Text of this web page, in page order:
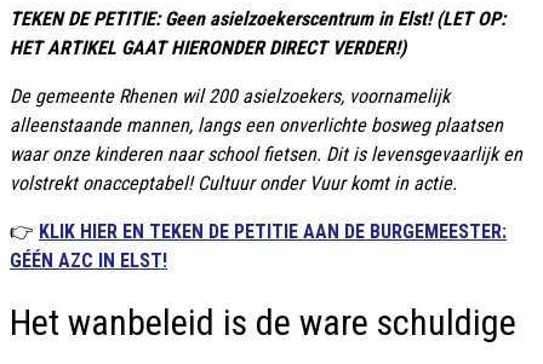
TEKEN DE PETITIE: Geen asielzoekerscentrum in Elst! (LET OP:
HET ARTIKEL GAAT HIERONDER DIRECT VERDER!)
De gemeente Rhenen wil 200 asielzoekers, voornamelijk
alleenstaande mannen, langs een onverlichte bosweg plaatsen
waar onze kinderen naar school fietsen. Dit is levensgevaarlijk en
volstrekt onacceptabel! Cultuur onder Vuur komt in actie.
👉 KLIK HIER EN TEKEN DE PETITIE AAN DE BURGEMEESTER:
GÉÉN AZC IN ELST!
Het wanbeleid is de ware schuldige